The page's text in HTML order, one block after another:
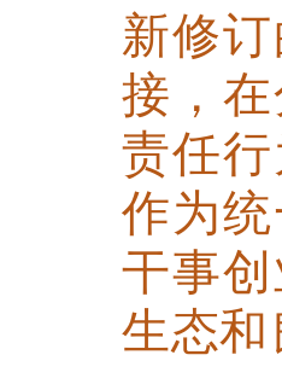
新修
接，
责任
作为
干事
生态